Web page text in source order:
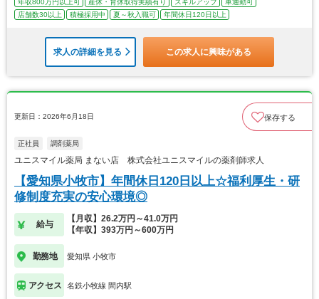
年収800万円以上可 産休・育休取得実績有り スキルアップ
車通勤可
店舗数30以上
積極採用中 夏～秋入職可 年間休日120日以上
求人の詳細を見る この求人に興味がある
更新日：2026年6月18日 保存する
正社員 調剤薬局
ユニスマイル薬局 まない店 株式会社ユニスマイルの薬剤師求人
【愛知県小牧市】年間休日120日以上☆福利厚生・研
修制度充実の安心環境◎
給与
【月収】26.2万円～41.0万円
【年収】393万円～600万円
勤務地 愛知県 小牧市
アクセス 名鉄小牧線 間内駅